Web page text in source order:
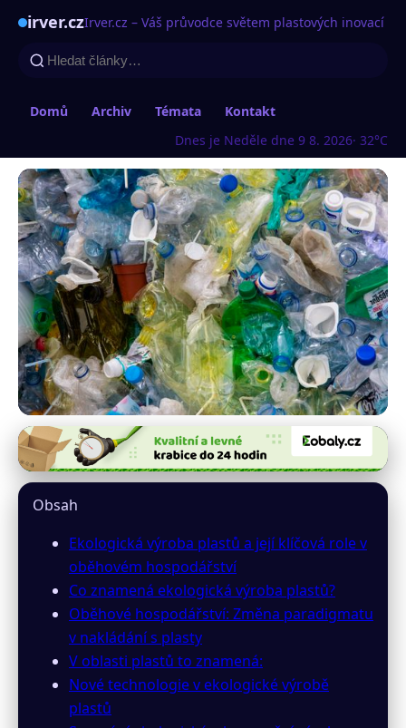
irver.czIrver.cz – Váš průvodce světem plastových inovací
Domů Archiv Témata
Kontakt
Dnes je Neděle dne 9 8. 2026· 32°C
irver.cz
Plasty a oběhové hospodářství:
29. 6. 2026· 10 min čtení · Autor: Jana Valášková
Obsah
Ekologická výroba plastů a její klíčová role v
oběhovém hospodářství
Co znamená ekologická výroba plastů?
Oběhové hospodářství: Změna paradigmatu
v nakládání s plasty
V oblasti plastů to znamená:
Nové technologie v ekologické výrobě
plastů